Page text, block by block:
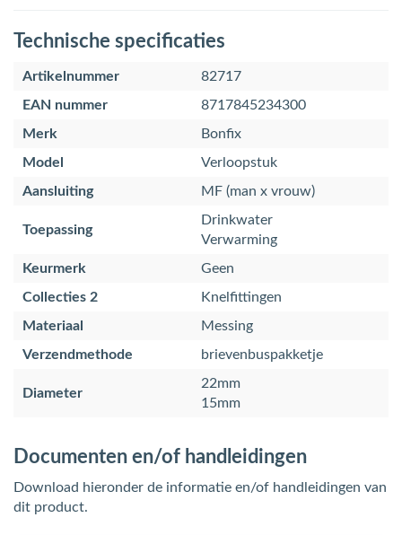
Technische specificaties
Artikelnummer
82717
EAN nummer
8717845234300
Merk
Bonfix
Model
Verloopstuk
Aansluiting
MF (man x vrouw)
Toepassing
Drinkwater
Verwarming
Keurmerk
Geen
Collecties 2
Knelfittingen
Materiaal
Messing
Verzendmethode
brievenbuspakketje
Diameter
22mm
15mm
Documenten en/of handleidingen
Download hieronder de informatie en/of handleidingen van
dit product.